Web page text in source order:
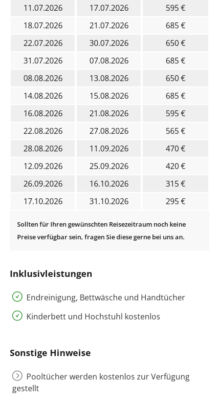
11.07.2026
17.07.2026
595 €
18.07.2026
21.07.2026
685 €
22.07.2026
30.07.2026
650 €
31.07.2026
07.08.2026
685 €
08.08.2026
13.08.2026
650 €
14.08.2026
15.08.2026
685 €
16.08.2026
21.08.2026
595 €
22.08.2026
27.08.2026
565 €
28.08.2026
11.09.2026
470 €
12.09.2026
25.09.2026
420 €
26.09.2026
16.10.2026
315 €
17.10.2026
31.10.2026 295 €
Inklusivleistungen
Endreinigung, Bettwäsche und Handtücher
Kinderbett und Hochstuhl kostenlos
Sonstige Hinweise
Pooltücher werden kostenlos zur Verfügung
gestellt